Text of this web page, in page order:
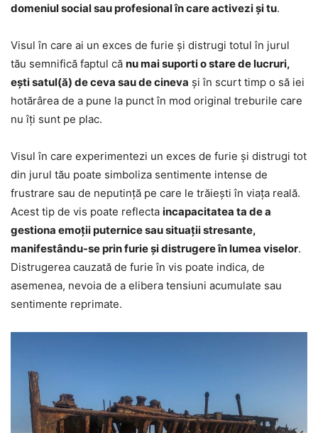
domeniul social sau profesional în care activezi și tu.
Visul în care ai un exces de furie și distrugi totul în jurul
tău semnifică faptul că nu mai suporti o stare de lucruri,
ești satul(ă) de ceva sau de cineva și în scurt timp o să iei
hotărârea de a pune la punct în mod original treburile care
nu îți sunt pe plac.
Visul în care experimentezi un exces de furie și distrugi tot
din jurul tău poate simboliza sentimente intense de
frustrare sau de neputință pe care le trăiești în viața reală.
Acest tip de vis poate reflecta incapacitatea ta de a
gestiona emoții puternice sau situații stresante,
manifestându-se prin furie și distrugere în lumea viselor.
Distrugerea cauzată de furie în vis poate indica, de
asemenea, nevoia de a elibera tensiuni acumulate sau
sentimente reprimate.